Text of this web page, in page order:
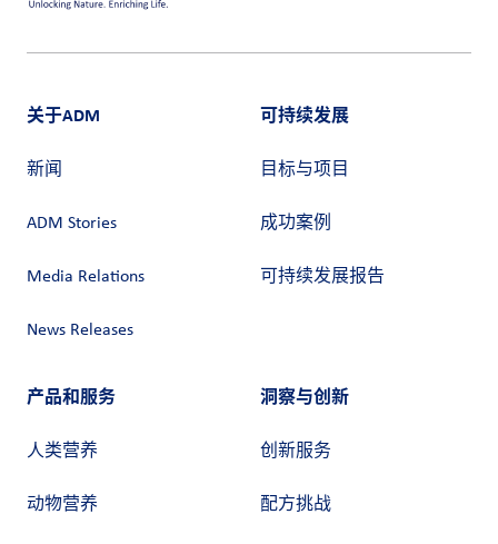
关于ADM
新闻
ADM Stories
Media Relations
News Releases
可持续发展
目标与项目
成功案例
可持续发展报告
产品和服务
人类营养
动物营养
洞察与创新
创新服务
配方挑战